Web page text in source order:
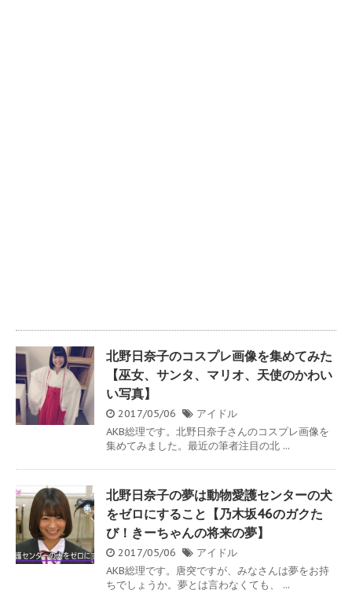
北野日奈子のコスプレ画像を集めてみた
【巫女、サンタ、マリオ、天使のかわい
い写真】
2017/05/06
アイドル
AKB総理です。北野日奈子さんのコスプレ画像を
集めてみました。最近の筆者注目の北 ...
北野日奈子の夢は動物愛護センターの犬
をゼロにすること【乃木坂46のガクた
び！きーちゃんの将来の夢】
2017/05/06
アイドル
AKB総理です。唐突ですが、みなさんは夢をお持
ちでしょうか。夢とは言わなくても、 ...